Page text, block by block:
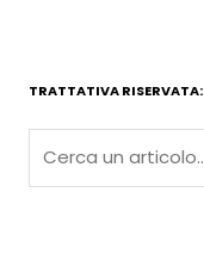
TRATTATIVA RISERVATA: